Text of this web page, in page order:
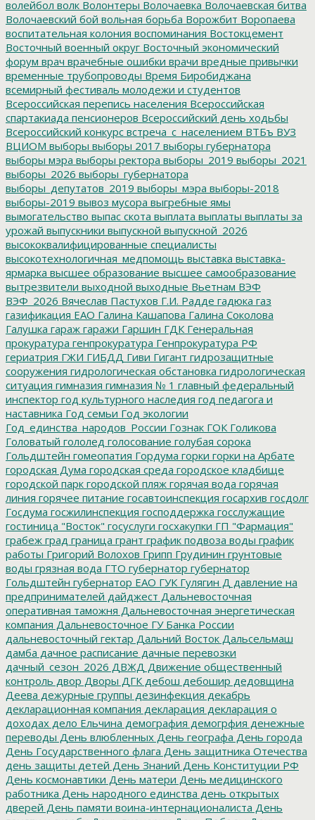
волейбол волк Волонтеры Волочаевка Волочаевская битва
Волочаевский бой вольная борьба Ворожбит Воропаева
воспитательная колония воспоминания Востокцемент
Восточный военный округ Восточный экономический
форум врач врачебные ошибки врачи вредные привычки
временные трубопроводы Время Биробиджана
всемирный фестиваль молодежи и студентов
Всероссийская перепись населения Всероссийская
спартакиада пенсионеров Всероссийский день ходьбы
Всероссийский конкурс встреча_с_населением ВТБъ ВУЗ
ВЦИОМ выборы выборы 2017 выборы губернатора
выборы мэра выборы ректора выборы_2019 выборы_2021
выборы_2026 выборы_губернатора
выборы_депутатов_2019 выборы_мэра выборы-2018
выборы-2019 вывоз мусора выгребные ямы
вымогательство выпас скота выплата выплаты выплаты за
урожай выпускники выпускной выпускной_2026
высококвалифицированные специалисты
высокотехнологичная_медпомощь выставка выставка-
ярмарка высшее образование высшее самообразование
вытрезвители выходной выходные Вьетнам ВЭФ
ВЭФ_2026 Вячеслав Пастухов Г.И. Радде гадюка газ
газификация ЕАО Галина Кашапова Галина Соколова
Галушка гараж гаражи Гаршин ГДК Генеральная
прокуратура генпрокуратура Генпрокуратура РФ
гериатрия ГЖИ ГИБДД Гиви Гигант гидрозащитные
сооружения гидрологическая обстановка гидрологическая
ситуация гимназия гимназия № 1 главный федеральный
инспектор год культурного наследия год педагога и
наставника Год семьи Год экологии
Год_единства_народов_России Гознак ГОК Голикова
Головатый гололед голосование голубая сорока
Гольдштейн гомеопатия Гордума горки горки на Арбате
городская Дума городская среда городское кладбище
городской парк городской пляж горячая вода горячая
линия горячее питание госавтоинспекция госархив госдолг
Госдума госжилинспекция господдержка госслужащие
гостиница "Восток" госуслуги госхакупки ГП "Фармация"
грабеж град граница грант график подвоза воды график
работы Григорий Волохов Грипп Грудинин грунтовые
воды грязная вода ГТО губернатор губернатор
Гольдштейн губернатор ЕАО ГУК Гулягин Д давление на
предпринимателей дайджест Дальневосточная
оперативная таможня Дальневосточная энергетическая
компания Дальневосточное ГУ Банка России
дальневосточный гектар Дальний Восток Дальсельмаш
дамба дачное расписание дачные перевозки
дачный_сезон_2026 ДВЖД Движение общественный
контроль двор Дворы ДГК дебош дебошир дедовщина
Деева дежурные группы дезинфекция декабрь
декларационная компания декларация декларация о
доходах дело Ельчина демография демогрфия денежные
переводы День влюбленных День географа День города
День Государственного флага День защитника Отечества
день защиты детей День Знаний День Конституции РФ
День космонавтики День матери День медицинского
работника День народного единства день открытых
дверей День памяти воина-интернационалиста День